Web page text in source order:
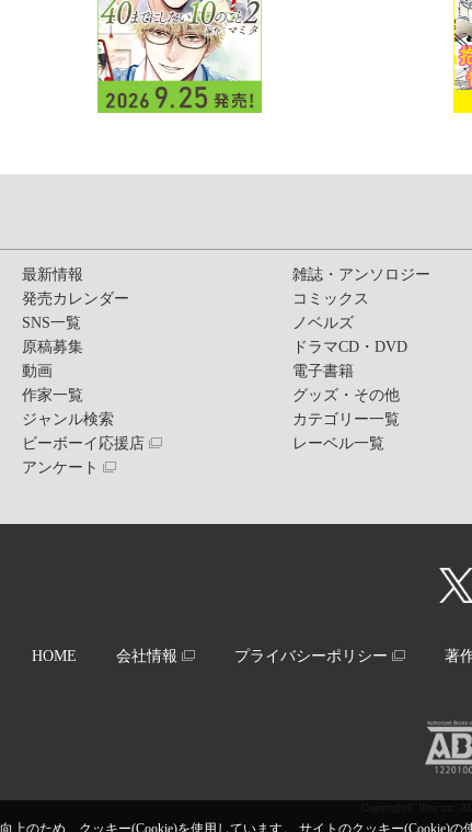
上のため、クッキー(Cookie)を使用しています。 サイトのクッキー(Cookie)の
最新情報
発売カレンダー
SNS一覧
原稿募集
動画
作家一覧
ジャンル検索
ビーボーイ応援店
アンケート
雑誌・アンソロジー
コミックス
ノベルズ
ドラマCD・DVD
電子書籍
グッズ・その他
カテゴリー一覧
レーベル一覧
HOME 会社情報 プライバシーポリシー 著